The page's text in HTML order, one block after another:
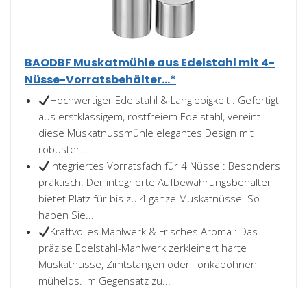
BAODBF Muskatmühle aus Edelstahl mit 4-
Nüsse-Vorratsbehälter...*
Hochwertiger Edelstahl & Langlebigkeit : Gefertigt
aus erstklassigem, rostfreiem Edelstahl, vereint
diese Muskatnussmühle elegantes Design mit
robuster...
Integriertes Vorratsfach für 4 Nüsse : Besonders
praktisch: Der integrierte Aufbewahrungsbehälter
bietet Platz für bis zu 4 ganze Muskatnüsse. So
haben Sie...
Kraftvolles Mahlwerk & Frisches Aroma : Das
präzise Edelstahl-Mahlwerk zerkleinert harte
Muskatnüsse, Zimtstangen oder Tonkabohnen
mühelos. Im Gegensatz zu...